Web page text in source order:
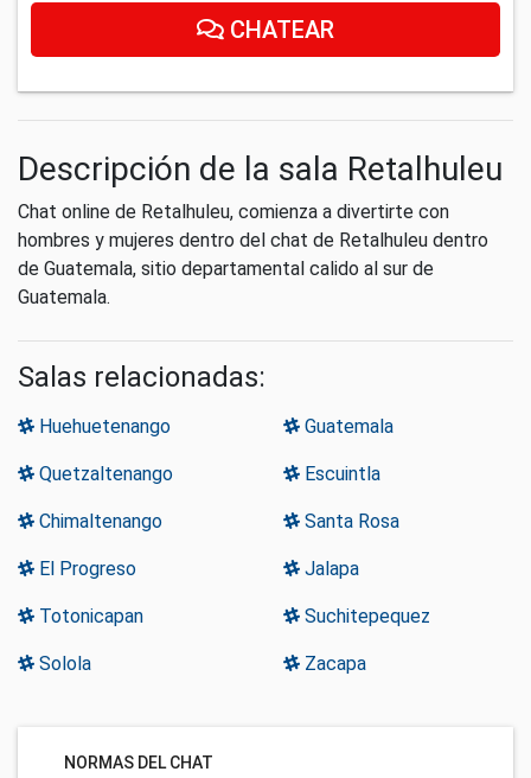
CHATEAR
Descripción de la sala Retalhuleu
Chat online de Retalhuleu, comienza a divertirte con
hombres y mujeres dentro del chat de Retalhuleu dentro
de Guatemala, sitio departamental calido al sur de
Guatemala.
Salas relacionadas:
Huehuetenango Guatemala
Quetzaltenango Escuintla
Chimaltenango Santa Rosa
El Progreso Jalapa
Totonicapan Suchitepequez
Solola Zacapa
NORMAS DEL CHAT